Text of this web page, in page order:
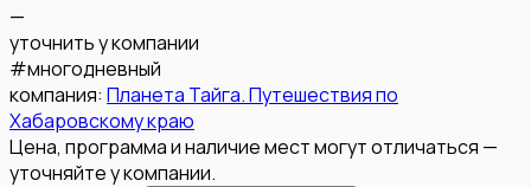
—
уточнить у компании
#многодневный
компания: Планета Тайга. Путешествия по
Хабаровскому краю
Цена, программа и наличие мест могут отличаться —
уточняйте у компании.